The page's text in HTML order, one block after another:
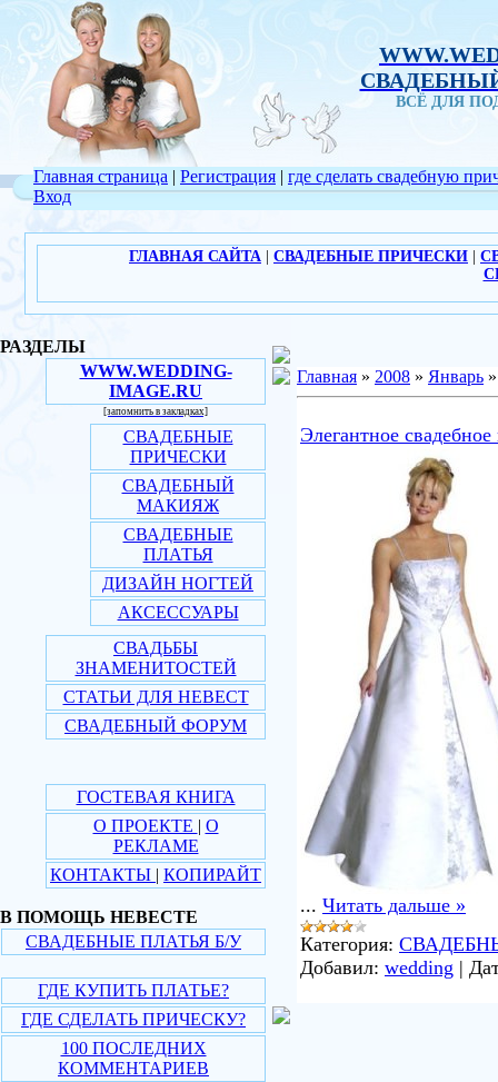
ВСЁ ДЛЯ
Главная страница | Регистрация |
Вход
где сделать свадебную
ГЛАВНАЯ САЙТА СВАДЕБНЫЕ ПРИЧЕСКИ
РАЗДЕЛЫ
WWW.WEDDING-
IMAGE.RU
[запомнить в закладках]
СВАДЕБНЫЕ
ПРИЧЕСКИ
СВАДЕБНЫЙ
МАКИЯЖ
СВАДЕБНЫЕ
ПЛАТЬЯ
ДИЗАЙН НОГТЕЙ
АКСЕССУАРЫ
СВАДЬБЫ
ЗНАМЕНИТОСТЕЙ
СТАТЬИ ДЛЯ НЕВЕСТ
СВАДЕБНЫЙ ФОРУМ
ГОСТЕВАЯ КНИГА
О ПРОЕКТЕ | О
РЕКЛАМЕ
КОНТАКТЫ | КОПИРАЙТ
В ПОМОЩЬ НЕВЕСТЕ
СВАДЕБНЫЕ ПЛАТЬЯ Б/У
ГДЕ КУПИТЬ ПЛАТЬЕ?
ГДЕ СДЕЛАТЬ ПРИЧЕСКУ?
100 ПОСЛЕДНИХ
КОММЕНТАРИЕВ
Главная » 2008 » Январь »
Элегантное
... Читать дальше »
Категория:
Добавил: wedding |